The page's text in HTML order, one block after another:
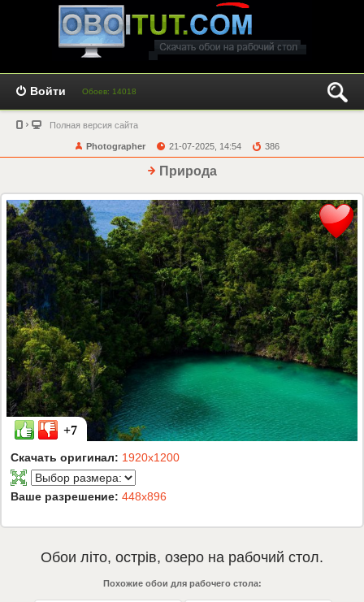
Войти Обоев: 14018
Полная версия сайта
Photographer 21-07-2025, 14:54 386
Природа
+7
Скачать оригинал: 1920x1200
Ваше разрешение: 448x896
Обои літо, острів, озеро на рабочий стол.
Похожие обои для рабочего стола: